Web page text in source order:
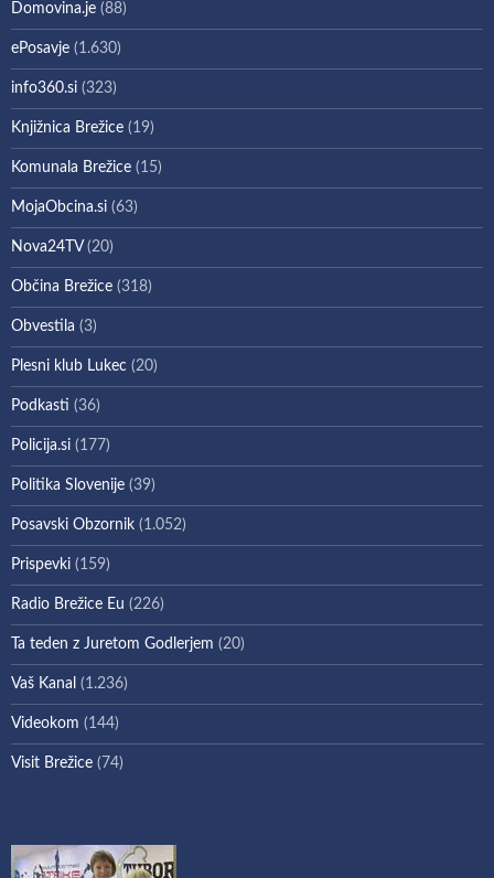
Domovina.je (88)
ePosavje (1.630)
info360.si (323)
Knjižnica Brežice (19)
Komunala Brežice (15)
MojaObcina.si (63)
Nova24TV(20)
Občina Brežice (318)
Obvestila (3)
Plesni klub Lukec (20)
Podkasti (36)
Policija.si (177)
Politika Slovenije (39)
Posavski Obzornik (1.052)
Prispevki (159)
Radio Brežice Eu (226)
Ta teden z Juretom Godlerjem (20)
Vaš Kanal (1.236)
Videokom (144)
Visit Brežice (74)